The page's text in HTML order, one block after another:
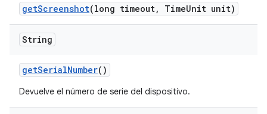
getScreenshot(long timeout, TimeUnit unit)
String
getSerialNumber()
Devuelve el número de serie del dispositivo.